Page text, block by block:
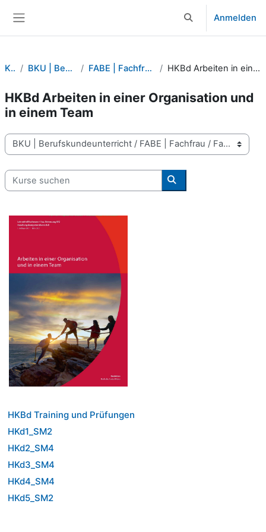
Sucheingabe
Anmelden
Kurse BKU | Berufskundeunterricht FABE | Fachfrau / Fachmann Betreuung HKBd Arbeiten in einer Organisation und in einem Team
HKBd Arbeiten in einer Organisation und
in einem Team
Kursbereiche
Kurse suchen
Kurse suchen
HKBd Training und Prüfungen
HKd1_SM2
HKd2_SM4
HKd3_SM4
HKd4_SM4
HKd5_SM2